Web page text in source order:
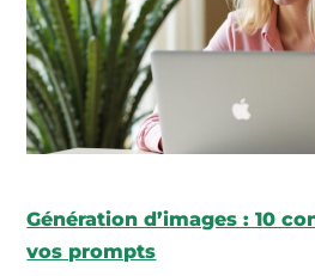
Génération d’images : 10
vos prompts